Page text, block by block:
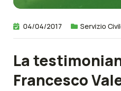
04/04/2017 Servizio
La
Francesco